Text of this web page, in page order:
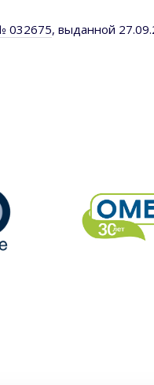
032675, выданной